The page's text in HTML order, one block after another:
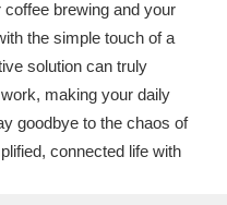
brewing and your
the simple touch of a
solution can truly
making your daily
goodbye to the chaos of
connected life with